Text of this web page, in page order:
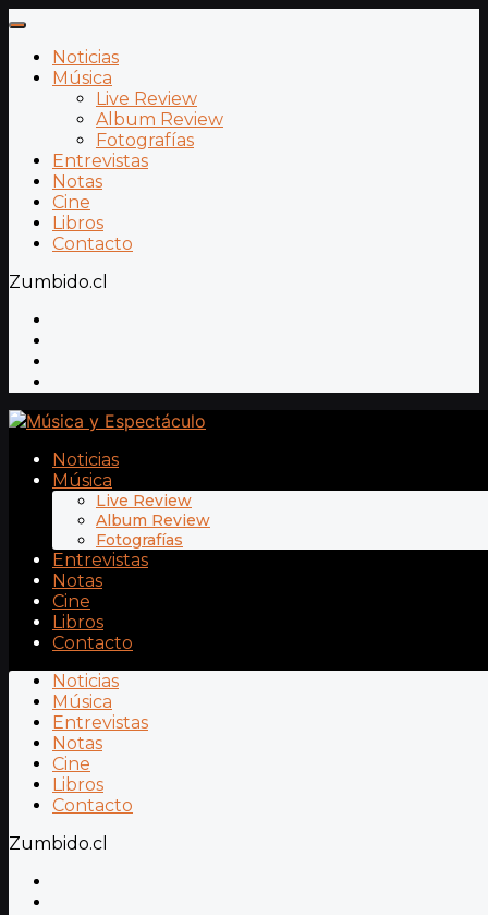
Noticias
Música
Live Review
Album Review
Fotografías
Entrevistas
Notas
Cine
Libros
Contacto
Zumbido.cl
Noticias
Música
Live Review
Album Review
Fotografías
Entrevistas
Notas
Cine
Libros
Contacto
Noticias
Música
Entrevistas
Notas
Cine
Libros
Contacto
Zumbido.cl